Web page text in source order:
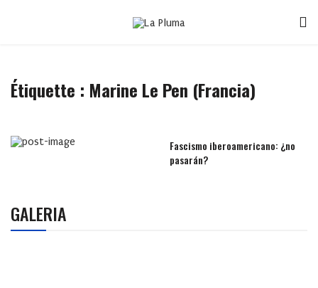
Étiquette : Marine Le Pen (Francia)
Fascismo iberoamericano: ¿no
pasarán?
GALERIA